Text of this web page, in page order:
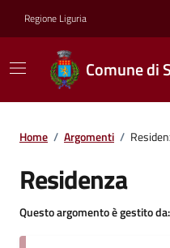
Regione Liguria
Comune di
Home / Argomenti /
Residenza
Questo argomento è gestito da: